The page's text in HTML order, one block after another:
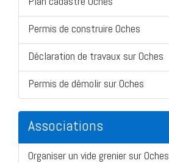
Permis de construire Oches
Déclaration de travaux sur Oches
Permis de démolir sur Oches
Associations
Organiser un vide grenier sur Oches